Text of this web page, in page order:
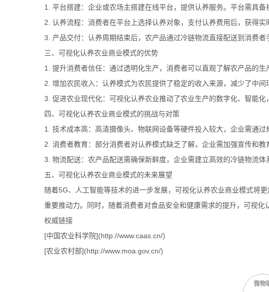
1. 平台搭建：企业或农场主搭建在线平台，提供认养服务。平台需具备
2. 认养流程：消费者在平台上选择认养对象，支付认养费用后，获得
3. 产品交付：认养周期结束后，农产品通过冷链物流直接配送到消费者
三、可视化认养农业商业模式的优势
1. 提升消费者信任：通过透明化生产，消费者可以直观了解农产品的生
2. 增加农民收入：认养模式为农民提供了稳定的收入来源，减少了中间
3. 促进农业现代化：可视化认养农业推动了农业生产的数字化、智能化
四、可视化认养农业商业模式的挑战与对策
1. 技术成本高：高清摄像头、物联网设备等硬件投入较大，企业需通过
2. 消费者教育：部分消费者对认养模式缺乏了解，企业需加强宣传和教
3. 物流配送：农产品配送需确保新鲜度，企业需建立高效的冷链物流体
五、可视化认养农业商业模式的未来展望
随着5G、人工智能等技术的进一步发展，可视化认养农业商业模式将
重要推动力。同时，随着消费者对食品安全和健康需求的提升，可视化
权威链接
[中国农业科学院](http://www.caas.cn/)
[农业农村部](http://www.moa.gov.cn/)
微物